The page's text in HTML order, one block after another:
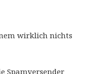
wirklich nichts
Spamversender